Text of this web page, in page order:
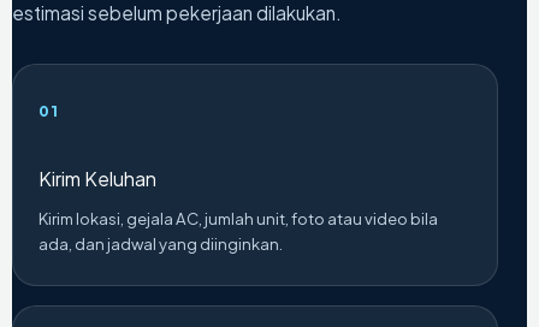
estimasi sebelum pekerjaan dilakukan.
Kirim Keluhan
Kirim lokasi, gejala AC, jumlah unit, foto atau video bila
ada, dan jadwal yang diinginkan.